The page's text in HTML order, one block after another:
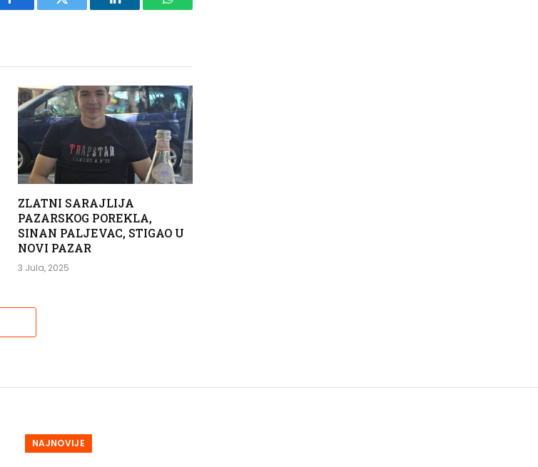
Facebook Twitter LinkedIn WhatsApp
ZLATNI SARAJLIJA
PAZARSKOG POREKLA,
SINAN PALJEVAC, STIGAO U
NOVI PAZAR
3 Jula, 2025
NAJNOVIJE